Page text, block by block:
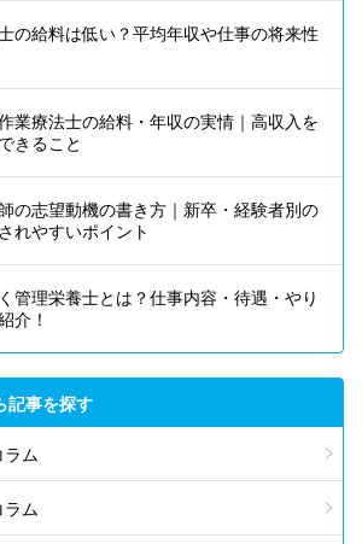
の給料は低い？平均年収や仕事の将来性
作業療法士の給料・年収の実情｜高収入を
きること
の志望動機の書き方｜新卒・経験者別の
れやすいポイント
管理栄養士とは？仕事内容・待遇・やり
介！
記事を探す
ラム
ラム